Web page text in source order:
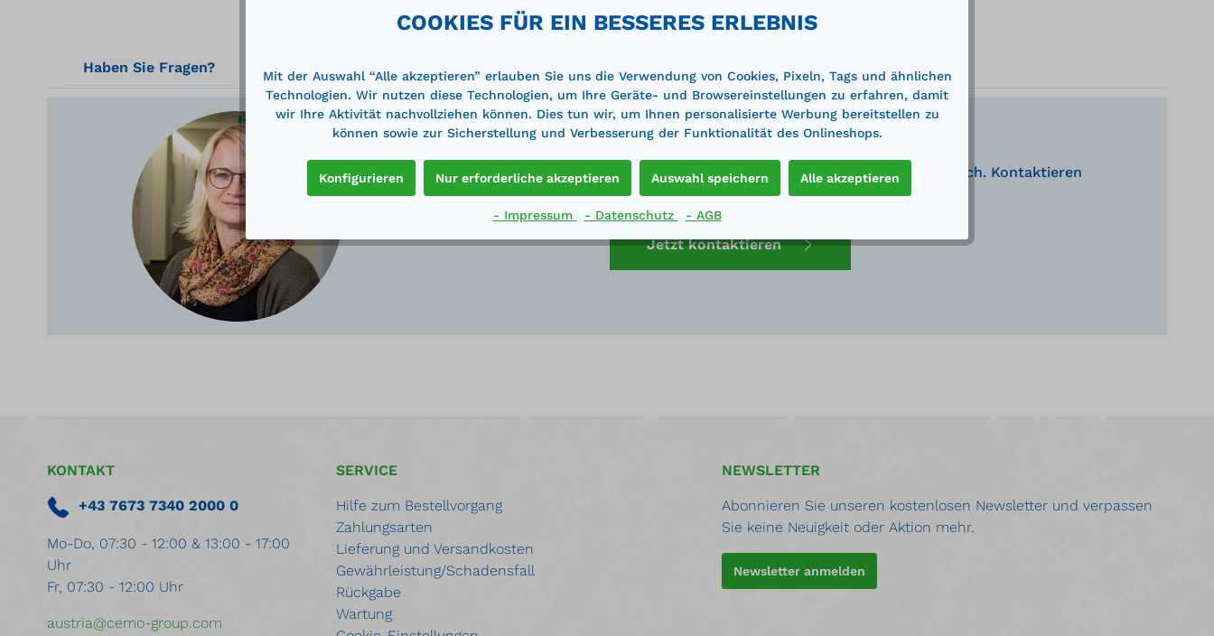
Haben Sie Fragen?
Gerne sind wir Ihnen bei der Planung und Auswahl der passenden Produkte behilflich. Kontaktieren
Sie uns für eine kostenlose Beratung.
Jetzt kontaktieren
KONTAKT
+43 7673 7340 2000 0
Mo-Do, 07:30 - 12:00 & 13:00 - 17:00
Uhr
Fr, 07:30 - 12:00 Uhr
austria@cemo-group.com
SERVICE
Hilfe zum Bestellvorgang
Zahlungsarten
Lieferung und Versandkosten
Gewährleistung/Schadensfall
Rückgabe
Wartung
NEWSLETTER
Abonnieren Sie unseren kostenlosen Newsletter und verpassen
Sie keine Neuigkeit oder Aktion mehr.
Newsletter anmelden
COOKIES FÜR EIN BESSERES ERLEBNIS
Mit der Auswahl “Alle akzeptieren” erlauben Sie uns die Verwendung von Cookies, Pixeln, Tags und ähnlichen
Technologien. Wir nutzen diese Technologien, um Ihre Geräte- und Browsereinstellungen zu erfahren, damit
wir Ihre Aktivität nachvollziehen können. Dies tun wir, um Ihnen personalisierte Werbung bereitstellen zu
können sowie zur Sicherstellung und Verbesserung der Funktionalität des Onlineshops.
Konfigurieren Nur erforderliche akzeptieren Auswahl speichern Alle akzeptieren
- Impressum - Datenschutz - AGB